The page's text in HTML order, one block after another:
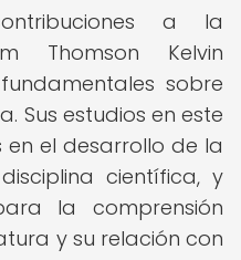
a la
Thomson Kelvin
sobre
Sus estudios en este
el desarrollo de la
científica, y
la comprensión
y su relación con